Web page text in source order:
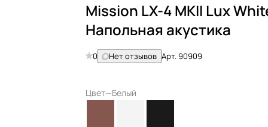
Mission LX-4 MKII Lux
Напольная акустика
0 Нет отзывов Арт.90909
Цвет—Белый